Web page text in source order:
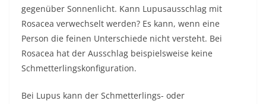
gegenüber Sonnenlicht. Kann Lupusausschlag mit
Rosacea verwechselt werden? Es kann, wenn eine
Person die feinen Unterschiede nicht versteht. Bei
Rosacea hat der Ausschlag beispielsweise keine
Schmetterlingskonfiguration.
Bei Lupus kann der Schmetterlings- oder